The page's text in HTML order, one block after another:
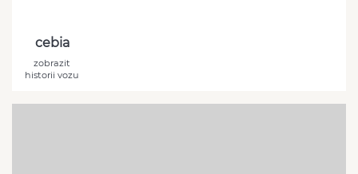
cebia
zobrazit
historii vozu